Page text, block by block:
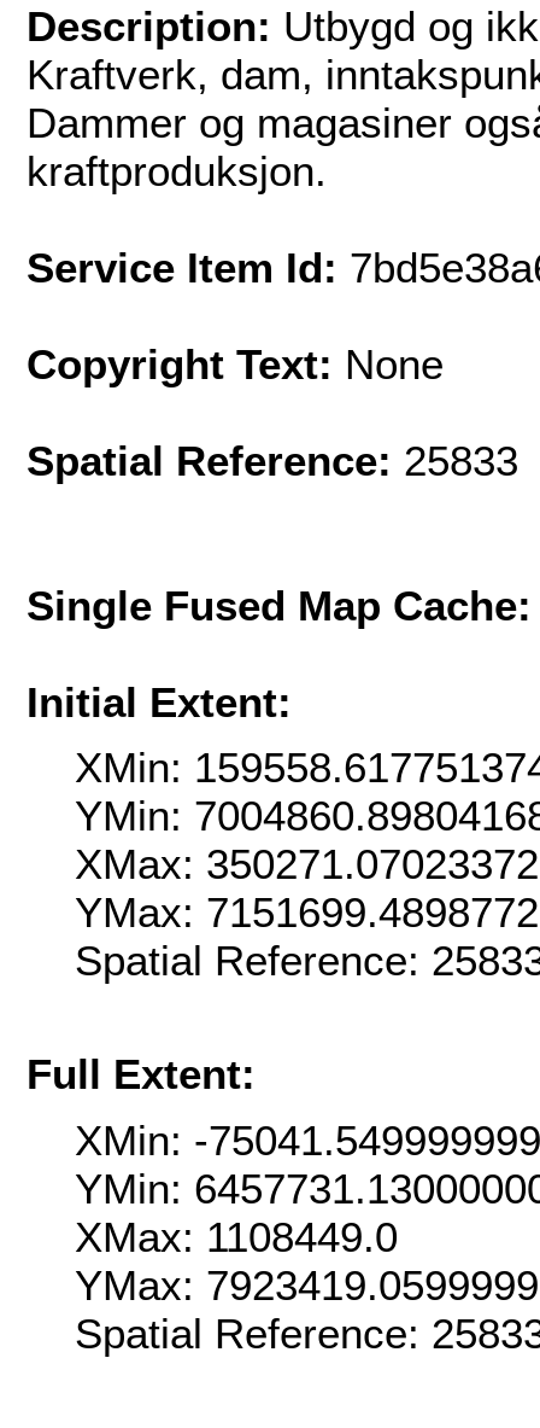
Description: Utbygd og
Kraftverk, dam,
Dammer og magasiner
kraftproduksjon.
Service Item Id:
Copyright Text: None
Spatial Reference: 25833
Single Fused Map
Initial Extent:
XMin:
YMin:
XMax:
YMax:
Spatial Reference:
Full Extent:
XMin: -
YMin:
XMax: 1108449.0
YMax:
Spatial Reference: